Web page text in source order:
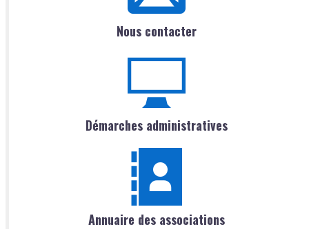
Nous contacter
Démarches administratives
Annuaire des associations